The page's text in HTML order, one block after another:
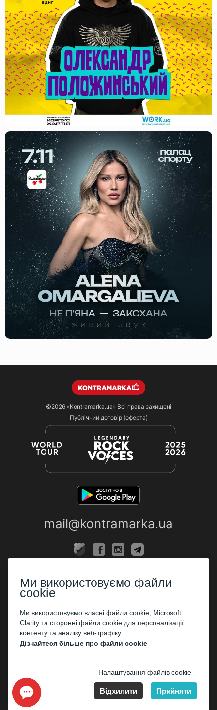
©2026 «Kontramarka.ua»Всі права захищені
Публічний договір (оферта)
mail@kontramarka.ua
Каси
ПАРТНЕРАМ
Організаторам
Корпоративним клієнтам
Ми використовуємо файли
cookie
Ми використовуємо власні файли cookie, Microsoft
Clarity та сторонні файли cookie для персоналізації
контенту та аналізу веб-трафіку.
Дізнайтеся більше про файли cookie
Налаштування файлів cookie
Відхилити Прийняти